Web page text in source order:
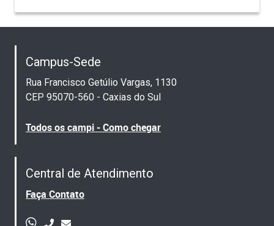
Campus-Sede
Rua Francisco Getúlio Vargas, 1130
CEP 95070-560 - Caxias do Sul
Todos os campi - Como chegar
Central de Atendimento
Faça Contato